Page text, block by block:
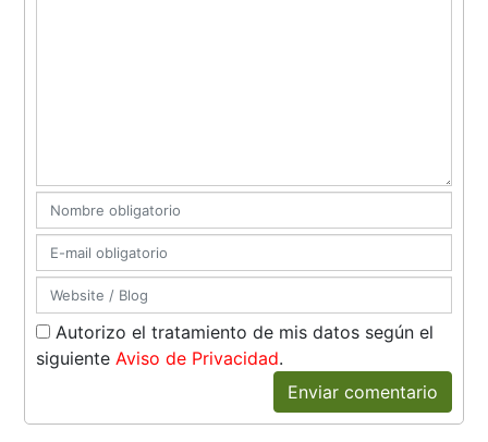
Autorizo el tratamiento de mis datos según el
siguienteAviso de Privacidad.
Enviar comentario